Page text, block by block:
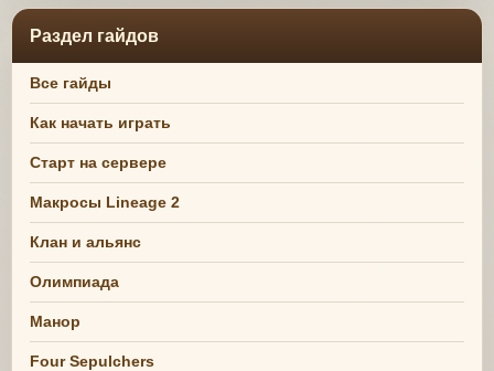
Раздел гайдов
Все гайды
Как начать играть
Старт на сервере
Макросы Lineage 2
Клан и альянс
Олимпиада
Манор
Four Sepulchers